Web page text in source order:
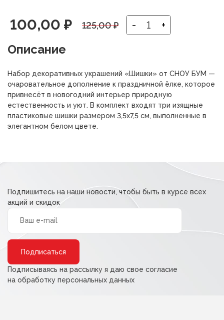
125,00₽
Первоначальная
цена
составляла
125,00 ₽.
100,00 ₽
Текущая
цена:
100,00 ₽.
- +
Описание
Набор декоративных украшений «Шишки» от СНОУ БУМ —
очаровательное дополнение к праздничной ёлке, которое
привнесёт в новогодний интерьер природную
естественность и уют. В комплект входят три изящные
пластиковые шишки размером 3,5х7,5 см, выполненные в
элегантном белом цвете.
Подпишитесь на наши новости, чтобы быть в курсе всех
акций и скидок
Подписываясь на рассылку я даю свое согласие
на обработку персональных данных